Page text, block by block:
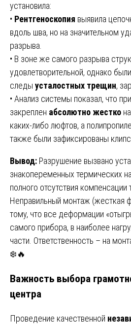
установила:
• Рентгеноскопия выявила
вдоль шва, но на значительном
разрыва.
• В зоне же самого разрыва
удовлетворительной, однако
следы усталостных трещин,
• Анализ системы показал, что
закреплен абсолютно жестко
каких-либо люфтов, а
также были зафиксированы
Вывод: Разрушение вызвано
знакопеременных термических
полного отсутствия компенсации
Неправильный монтаж (жесткая
тому, что все деформации
самого прибора, в наиболее
части. Ответственность – на
❄️🔥
Важность выбора
центра
Проведение качественной